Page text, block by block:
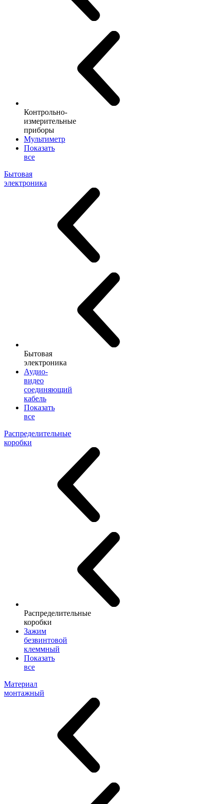
Контрольно-
измерительные
приборы
Мультиметр
Показать
все
Бытовая
электроника
Бытовая
электроника
Аудио-
видео
соединяющий
кабель
Показать
все
Распределительные
коробки
Распределительные
коробки
Зажим
безвинтовой
клеммный
Показать
все
Материал
монтажный